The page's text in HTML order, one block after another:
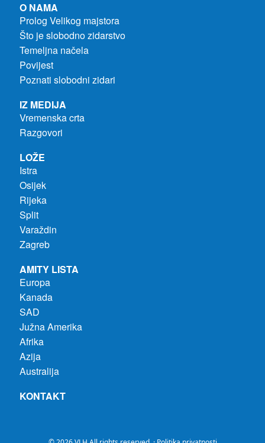
O NAMA
Prolog Velikog majstora
Što je slobodno zidarstvo
Temeljna načela
Povijest
Poznati slobodni zidari
IZ MEDIJA
Vremenska crta
Razgovori
LOŽE
Istra
Osijek
Rijeka
Split
Varaždin
Zagreb
AMITY LISTA
Europa
Kanada
SAD
Južna Amerika
Afrika
Azija
Australija
KONTAKT